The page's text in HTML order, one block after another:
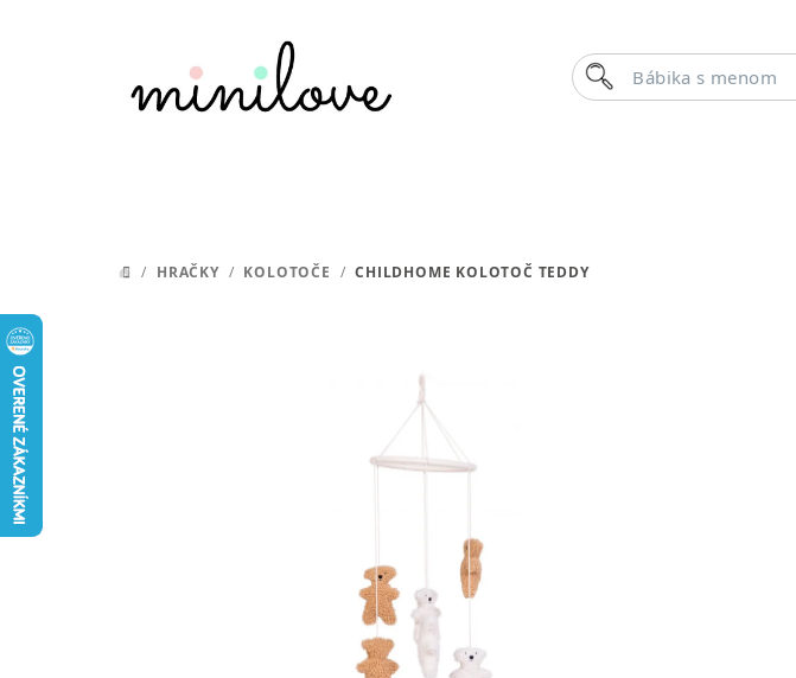
Bábika s menom
Hľadať
DOMOV
/ HRAČKY / KOLOTOČE / CHILDHOME KOLOTOČ TEDDY